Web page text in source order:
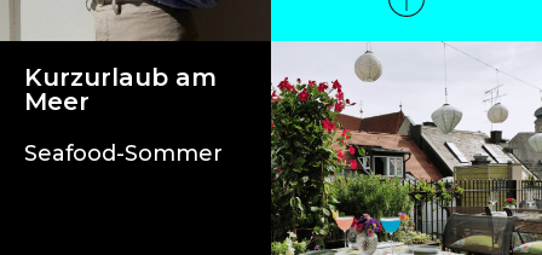
Kurzurlaub am
Meer
Seafood-Sommer